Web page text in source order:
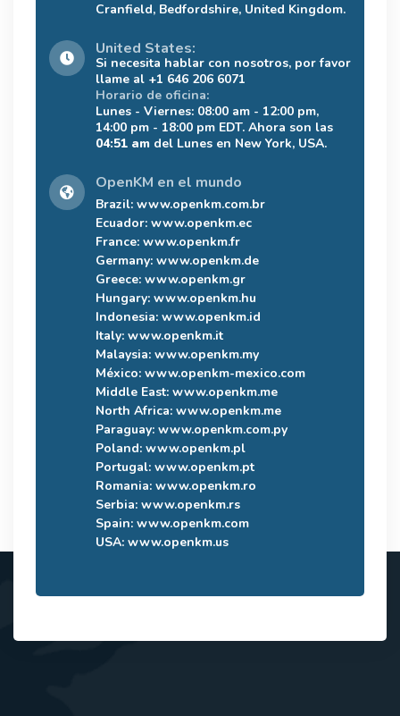
Cranfield, Bedfordshire, United Kingdom.
United States:
Si necesita hablar con nosotros, por favor
llame al +1 646 206 6071
Horario de oficina:
Lunes - Viernes: 08:00 am - 12:00 pm,
14:00 pm - 18:00 pm EDT. Ahora son las
04:51 am del Lunes en New York, USA.
OpenKM en el mundo
Brazil: www.openkm.com.br
Ecuador: www.openkm.ec
France: www.openkm.fr
Germany: www.openkm.de
Greece: www.openkm.gr
Hungary: www.openkm.hu
Indonesia: www.openkm.id
Italy: www.openkm.it
Malaysia: www.openkm.my
México: www.openkm-mexico.com
Middle East: www.openkm.me
North Africa: www.openkm.me
Paraguay: www.openkm.com.py
Poland: www.openkm.pl
Portugal: www.openkm.pt
Romania: www.openkm.ro
Serbia: www.openkm.rs
Spain: www.openkm.com
USA: www.openkm.us